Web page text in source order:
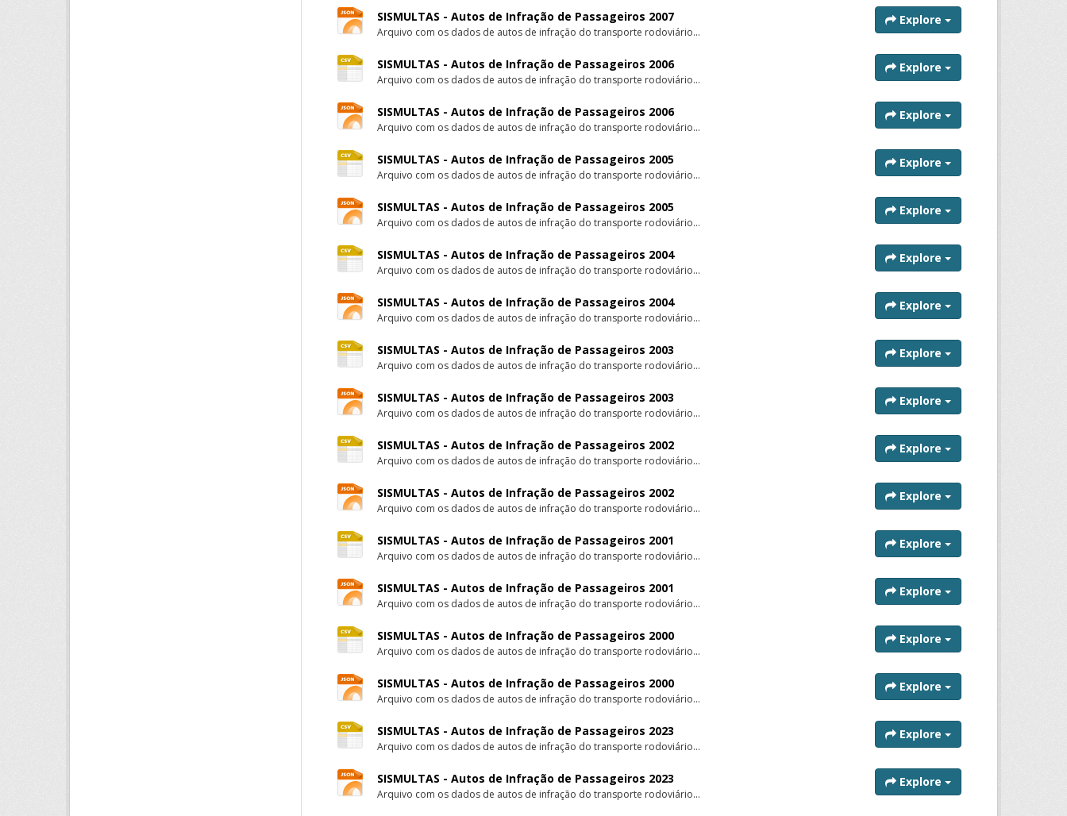
SISMULTAS - Autos de Infração de Passageiros 2007
Arquivo com os dados de autos de infração do transporte rodoviário...
Explore
SISMULTAS - Autos de Infração de Passageiros 2006
Arquivo com os dados de autos de infração do transporte rodoviário...
Explore
SISMULTAS - Autos de Infração de Passageiros 2006
Arquivo com os dados de autos de infração do transporte rodoviário...
Explore
SISMULTAS - Autos de Infração de Passageiros 2005
Arquivo com os dados de autos de infração do transporte rodoviário...
Explore
SISMULTAS - Autos de Infração de Passageiros 2005
Arquivo com os dados de autos de infração do transporte rodoviário...
Explore
SISMULTAS - Autos de Infração de Passageiros 2004
Arquivo com os dados de autos de infração do transporte rodoviário...
Explore
SISMULTAS - Autos de Infração de Passageiros 2004
Arquivo com os dados de autos de infração do transporte rodoviário...
Explore
SISMULTAS - Autos de Infração de Passageiros 2003
Arquivo com os dados de autos de infração do transporte rodoviário...
Explore
SISMULTAS - Autos de Infração de Passageiros 2003
Arquivo com os dados de autos de infração do transporte rodoviário...
Explore
SISMULTAS - Autos de Infração de Passageiros 2002
Arquivo com os dados de autos de infração do transporte rodoviário...
Explore
SISMULTAS - Autos de Infração de Passageiros 2002
Arquivo com os dados de autos de infração do transporte rodoviário...
Explore
SISMULTAS - Autos de Infração de Passageiros 2001
Arquivo com os dados de autos de infração do transporte rodoviário...
Explore
SISMULTAS - Autos de Infração de Passageiros 2001
Arquivo com os dados de autos de infração do transporte rodoviário...
Explore
SISMULTAS - Autos de Infração de Passageiros 2000
Arquivo com os dados de autos de infração do transporte rodoviário...
Explore
SISMULTAS - Autos de Infração de Passageiros 2000
Arquivo com os dados de autos de infração do transporte rodoviário...
Explore
SISMULTAS - Autos de Infração de Passageiros 2023
Arquivo com os dados de autos de infração do transporte rodoviário...
Explore
SISMULTAS - Autos de Infração de Passageiros 2023
Arquivo com os dados de autos de infração do transporte rodoviário...
Explore